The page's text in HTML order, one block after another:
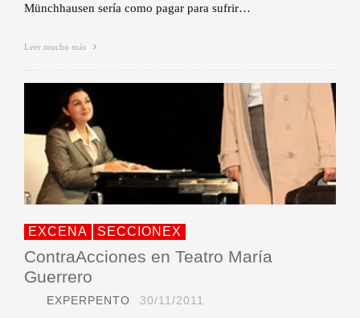
Münchhausen sería como pagar para sufrir…
Leer mucho más
EXCENA SECCIONEX
ContraAcciones en Teatro María
Guerrero
EXPERPENTO 30/11/2011